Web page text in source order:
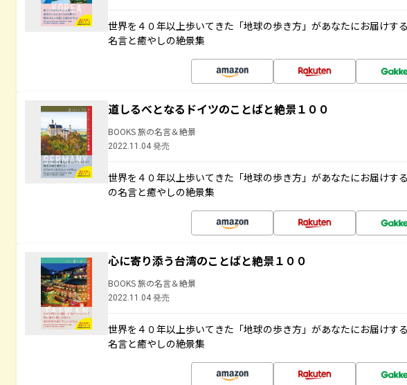
世界を４０年以上歩いてきた「地球の歩き方」があなたにお届けす
名言と癒やしの絶景集
道しるべとなるドイツのことばと絶景１００
BOOKS 旅の名言＆絶景
2022.11.04 発売
世界を４０年以上歩いてきた「地球の歩き方」があなたにお届けす
の名言と癒やしの絶景集
心に寄り添う台湾のことばと絶景１００
BOOKS 旅の名言＆絶景
2022.11.04 発売
世界を４０年以上歩いてきた「地球の歩き方」があなたにお届けす
名言と癒やしの絶景集